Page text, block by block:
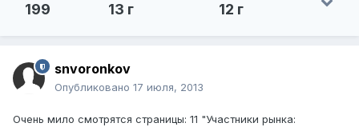
199 13 г 12 г
snvoronkov
Опубликовано 17 июля, 2013
Очень мило смотрятся страницы: 11 "Участники рынка: